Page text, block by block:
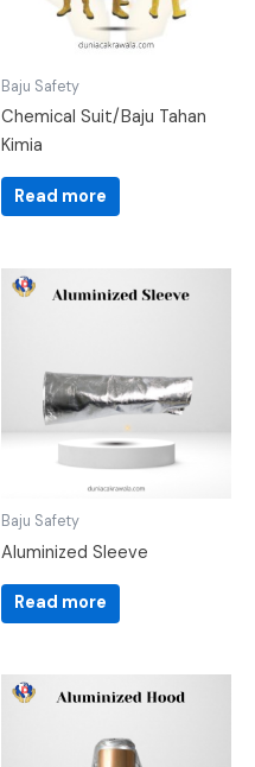
Baju Safety
Chemical Suit/Baju Tahan
Kimia
Read more
Baju Safety
Aluminized Sleeve
Read more